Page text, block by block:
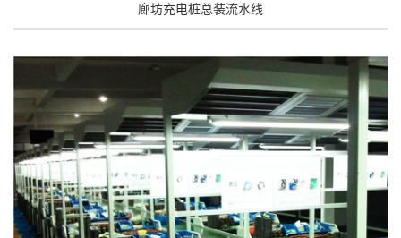
廊坊充电桩总装流水线